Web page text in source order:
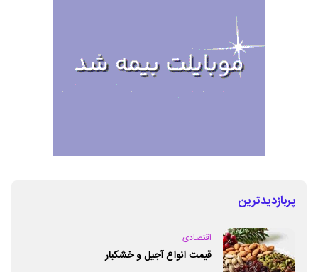
پربازدیدترین
اقتصادی
قیمت انواع آجیل و خشکبار